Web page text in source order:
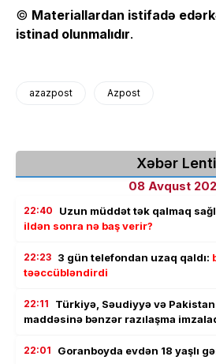
© Materiallardan istifadə
istinad olunmalıdır.
azazpost Azpost
Xəbər Lenti
08 Avqust
22:40 Uzun müddət tək qalmaq
ildən sonra nə baş verir?
22:23 3 gün telefondan uzaq qaldı:
təəccübləndirdi
22:11
Türkiyə, Səudiyyə və
maddəsinə bənzər razılaşma
22:01 Goranboyda evdən 18 yaşlı